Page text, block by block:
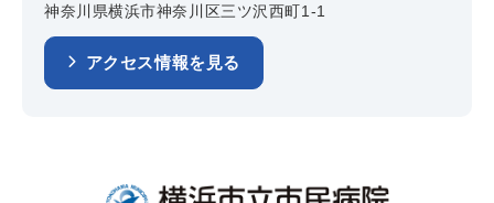
神奈川県横浜市神奈川区三ツ沢西町1-1
アクセス情報を見る